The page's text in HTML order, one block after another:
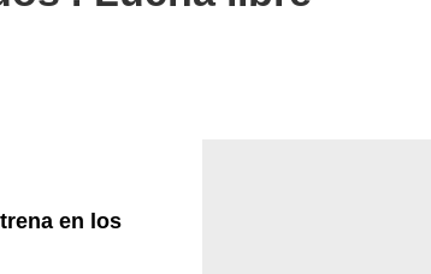
en los